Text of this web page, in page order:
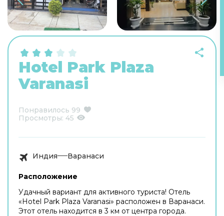
Hotel Park Plaza
Varanasi
Понравилось 99
Просмотры: 45
Индия Варанаси
Расположение
Удачный вариант для активного туриста! Отель
«Hotel Park Plaza Varanasi» расположен в Варанаси.
Этот отель находится в 3 км от центра города.